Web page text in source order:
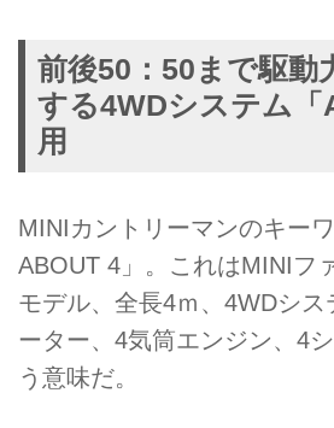
前後50：50まで駆動
する4WDシステム「
用
MINIカントリーマンのキー
ABOUT 4」。これはMINIフ
モデル、全長4ｍ、4WDシ
ーター、4気筒エンジン、4
う意味だ。